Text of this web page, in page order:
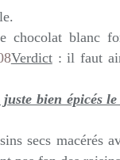
chocolat blanc
Verdict: il faut
bien épicés
secs macérés